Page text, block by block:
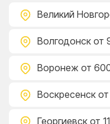
Великий
Волгодонск от
Воронеж от
Воскресенск
Георгиевск от